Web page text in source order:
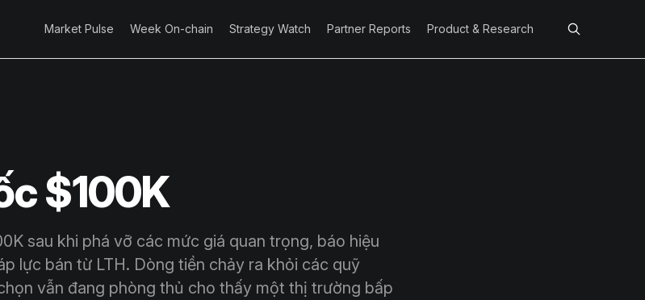
Market Pulse Week On-chain Strategy Watch Partner Reports Product & Research
$100K
sau khi phá vỡ các mức giá quan trọng, báo hiệu
lực bán từ LTH. Dòng tiền chảy ra khỏi các quỹ
vẫn đang phòng thủ cho thấy một thị trường bấp